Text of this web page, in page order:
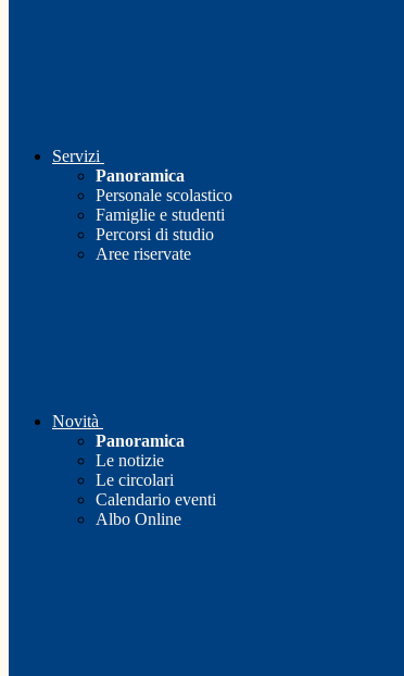
Servizi
Panoramica
Personale scolastico
Famiglie e studenti
Percorsi di studio
Aree riservate
Novità
Panoramica
Le notizie
Le circolari
Calendario eventi
Albo Online